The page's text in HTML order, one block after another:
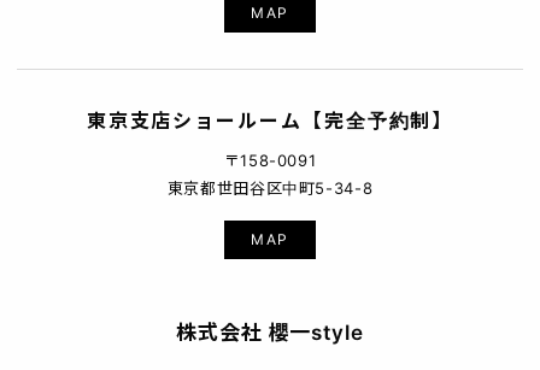
MAP
東京支店ショールーム【完全予約制】
〒158-0091
東京都世田谷区中町5-34-8
MAP
株式会社 櫻一style